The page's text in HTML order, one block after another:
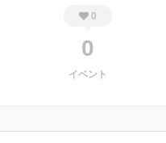
0
0
イベント